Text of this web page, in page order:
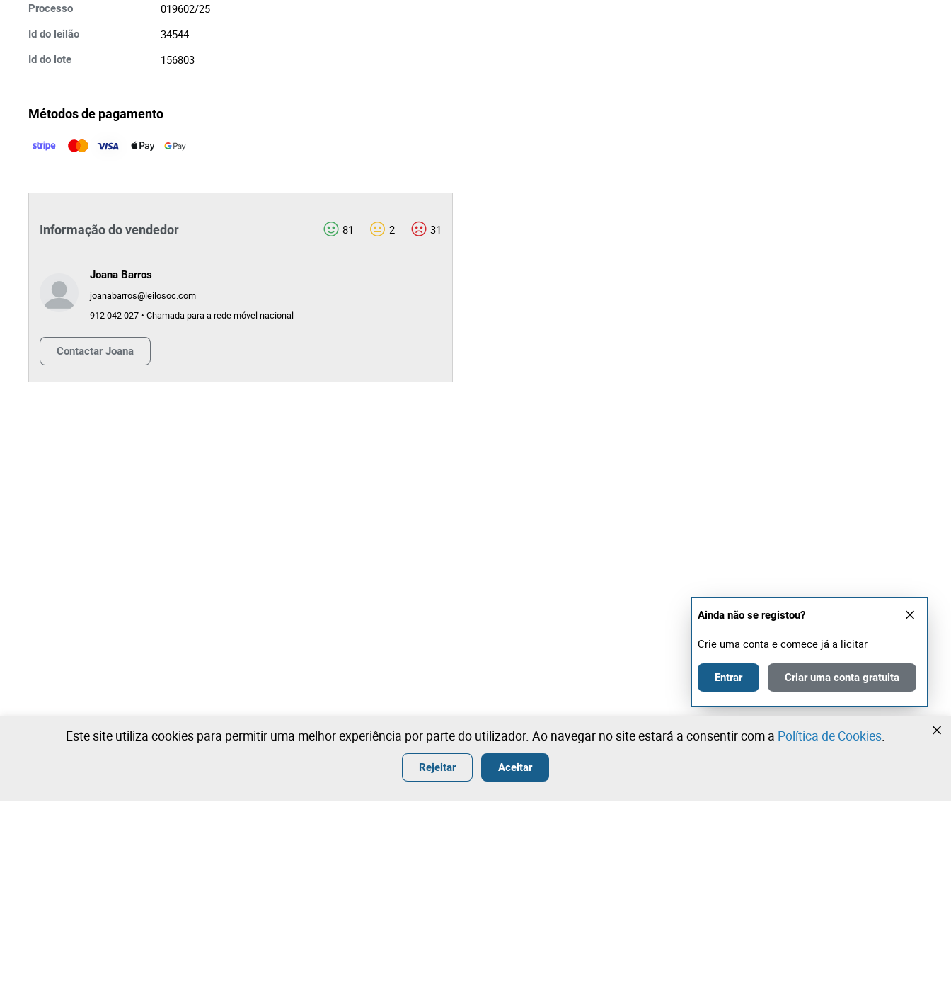
Processo 019602/25
Id do leilão 34544
Id do lote 156803
Métodos de pagamento
Informação do vendedor 81 2 31
Joana Barros
joanabarros@leilosoc.com
912 042 027 • Chamada para a rede móvel nacional
Contactar Joana
Ainda não se registou?
Crie uma conta e comece já a licitar
Entrar Criar uma conta gratuita
Este site utiliza cookies para permitir uma melhor experiência por parte do utilizador. Ao navegar no site estará a consentir com a Política de Cookies.
Rejeitar Aceitar